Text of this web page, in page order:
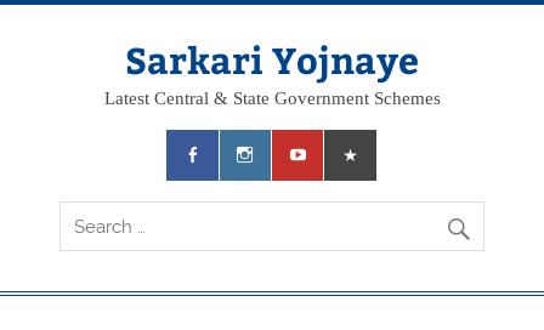
Skip
Sarkari Yojnaye
Latest Central & State Government Schemes